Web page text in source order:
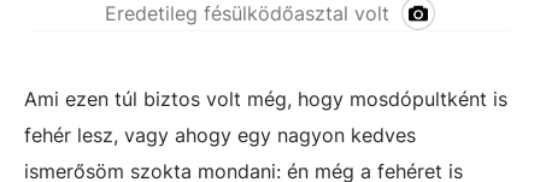
Eredetileg fésülködőasztal volt
Ami ezen túl biztos volt még, hogy mosdópultként is
fehér lesz, vagy ahogy egy nagyon kedves
ismerősöm szokta mondani: én még a fehéret is